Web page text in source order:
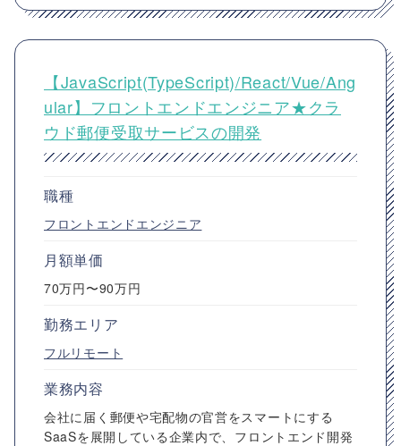
【JavaScript(TypeScript)/React/Vue/Ang
ular】フロントエンドエンジニア★クラ
ウド郵便受取サービスの開発
職種
フロントエンドエンジニア
月額単価
70万円〜90万円
勤務エリア
フルリモート
業務内容
会社に届く郵便や宅配物の官営をスマートにする
SaaSを展開している企業内で、フロントエンド開発